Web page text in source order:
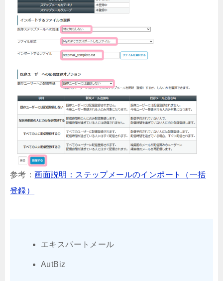
参考：画面説明：ステップメールのインポート（一括
登録）
エキスパートメール
AutBiz